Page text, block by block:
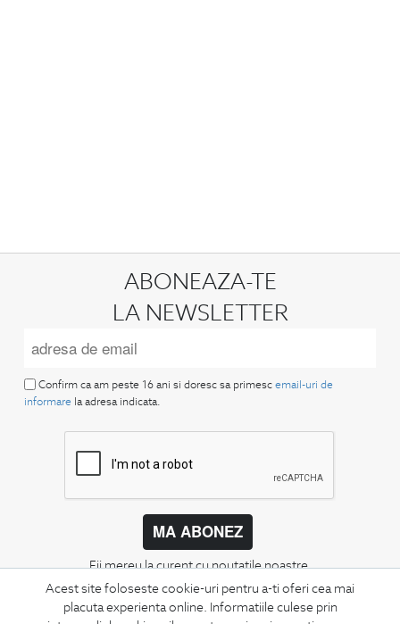
Acest site foloseste cookie-uri pentru a-ti oferi cea mai
placuta experienta online. Informatiile culese prin
ABONEAZA-TE
LA NEWSLETTER
Confirm ca am peste 16 ani si doresc sa primesc email-uri de
informare la adresa indicata.
MA ABONEZ
Fii mereu la curent cu noutatile noastre,
oferte speciale si trenduri in moda masculina.